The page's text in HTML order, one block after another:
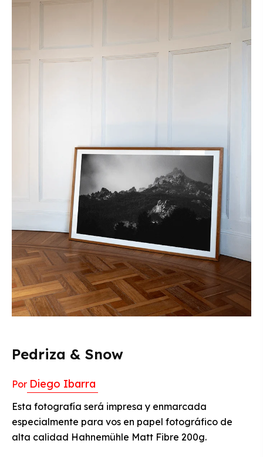
Pedriza & Snow
Por Diego Ibarra
Esta fotografía será impresa y enmarcada
especialmente para vos en papel fotográfico de
alta calidad Hahnemühle Matt Fibre 200g.